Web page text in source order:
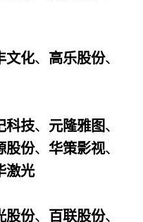
文化、 高乐股份、
科技、 元隆雅图、
股份、华策影视、
激光
股份、 百联股份、